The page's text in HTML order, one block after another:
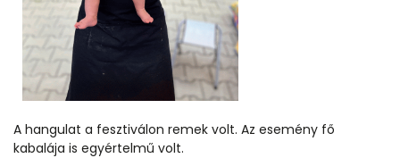
A hangulat a fesztiválon remek volt. Az esemény fő
kabalája is egyértelmű volt.